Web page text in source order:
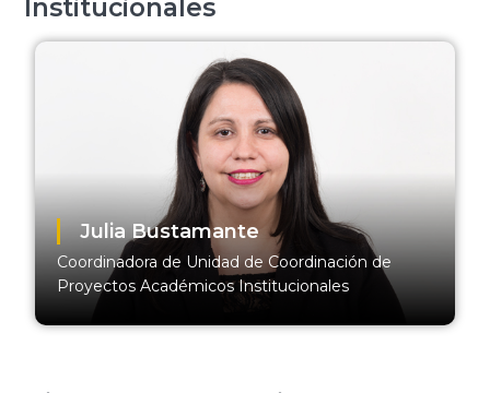
Institucionales
Julia Bustamante
Coordinadora de Unidad de Coordinación de
Proyectos Académicos Institucionales